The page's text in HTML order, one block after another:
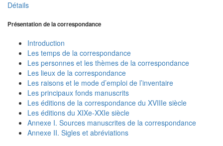
Détails
Présentation de la correspondance
Introduction
Les temps de la correspondance
Les personnes et les thèmes de la correspondance
Les lieux de la correspondance
Les raisons et le mode d’emploi de l’inventaire
Les principaux fonds manuscrits
Les éditions de la correspondance du XVIIIe siècle
Les éditions du XIXe-XXIe siècle
Annexe I. Sources manuscrites de la correspondance
Annexe II. Sigles et abréviations